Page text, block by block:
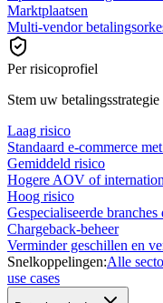
Marktplaatsen
Multi-vendor
Per risicoprofiel
Stem uw
Laag risico
Standaard e-commerce
Gemiddeld risico
Hogere AOV of
Hoog risico
Gespecialiseerde
Chargeback-beheer
Verminder geschillen en
Snelkoppelingen:Alle
use cases